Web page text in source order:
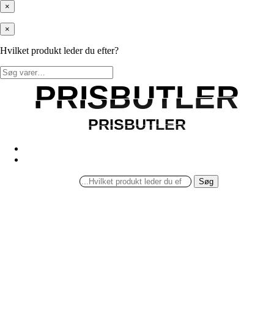
×
×
Hvilket produkt leder du efter?
Søg
efter:
PRISBUTLER
PRISBUTLER
PRISBUTLER
PRISBUTLER
Søg